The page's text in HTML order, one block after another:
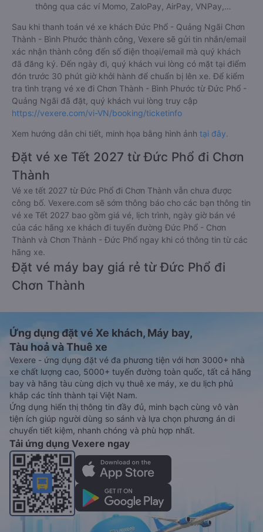
thông qua các ví Momo, ZaloPay, AirPay, VNPay,…
Sau khi thanh toán vé xe khách Đức Phổ - Quảng Ngãi Chơn
Thành - Bình Phước thành công, Vexere sẽ gửi tin nhắn/email
xác nhận thành công đến số điện thoại/email mà quý khách
đã đăng ký. Đến ngày đi, quý khách vui lòng có mặt tại điểm
đón trước 30 phút giờ khởi hành để chuẩn bị lên xe. Để kiểm
tra tình trạng vé xe đi Chơn Thành - Bình Phước từ Đức Phổ -
Quảng Ngãi đã đặt, quý khách vui lòng truy cập
https://vexere.com/vi-VN/booking/ticketinfo
Xem hướng dẫn chi tiết, minh họa bằng hình ảnh tại đây.
Đặt vé xe Tết 2027 từ Đức Phổ đi Chơn
Thành
Vé xe tết 2027 từ Đức Phổ đi Chơn Thành vẫn chưa được
công bố. Vexere.com sẽ sớm thông báo cho các bạn thông tin
vé xe Tết 2027 bao gồm giá vé, lịch trình, ngày giờ bán vé
của các hãng xe khách đi tuyến đường Đức Phổ - Chơn
Thành và Chơn Thành - Đức Phổ ngay khi có thông tin từ các
hãng xe.
Đặt vé máy bay giá rẻ từ Đức Phổ đi
Chơn Thành
Ứng dụng đặt vé Xe khách, Máy bay,
Tàu hoả và Thuê xe
Vexere - ứng dụng đặt vé đa phương tiện với hơn 3000+ nhà
xe chất lượng cao, 5000+ tuyến đường toàn quốc, tất cả hãng
bay và hãng tàu cùng dịch vụ thuê xe máy, xe du lịch phủ
khắp các tỉnh thành tại Việt Nam.
Ứng dụng hiển thị thông tin đầy đủ, minh bạch cùng vô vàn
tiện ích giúp người dùng so sánh và lựa chọn phương án di
chuyển tiết kiệm, nhanh chóng và phù hợp nhất.
Tải ứng dụng Vexere ngay